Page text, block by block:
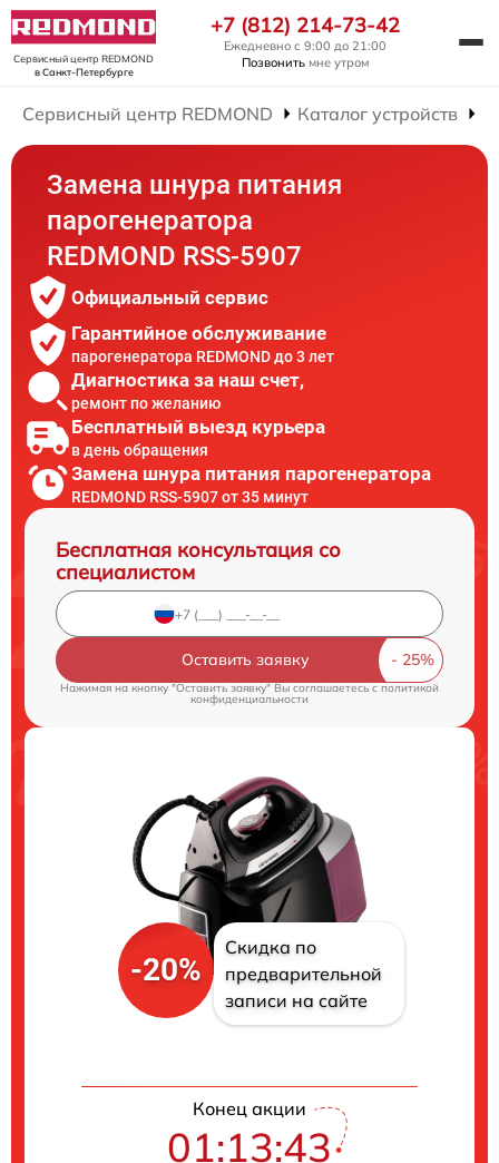
Сервисный центр REDMOND
в Санкт-Петербурге
+7 (812) 214-73-42
Ежедневно с 9:00 до 21:00
Позвонить мне утром
Сервисный центр REDMOND Каталог устройств
Замена шнура питания
парогенератора
REDMOND RSS-5907
Официальный сервис
Гарантийное обслуживание
парогенератора REDMOND до 3 лет
Диагностика за наш счет,
ремонт по желанию
Бесплатный выезд курьера
в день обращения
Замена шнура питания парогенератора
REDMOND RSS-5907 от 35 минут
Бесплатная консультация со
специалистом
Оставить заявку
Нажимая на кнопку "Оставить заявку" Вы соглашаетесь c политикой
конфиденциальности
-20%
Скидка по
предварительной
записи на сайте
Конец акции
01:13:42